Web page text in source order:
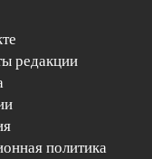
редакции
политика